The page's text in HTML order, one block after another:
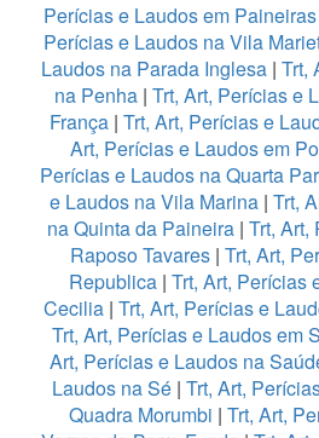
Perícias e Laudos em
Perícias e Laudos na Vila
Laudos na Parada Inglesa | Trt,
na Penha | Trt, Art, Perícias e
França | Trt, Art, Perícias e
Art, Perícias e Laudos em
Perícias e Laudos na Quarta
e Laudos na Vila Marina| Trt,
na Quinta da Paineira| Trt, Art,
Raposo Tavares | Trt, Art,
Republica| Trt, Art, Perícias
Cecilia | Trt, Art, Perícias e
Trt, Art, Perícias e Laudos em
Art, Perícias e Laudos na
Laudos na Sé | Trt, Art,
Quadra Morumbi | Trt, Art,